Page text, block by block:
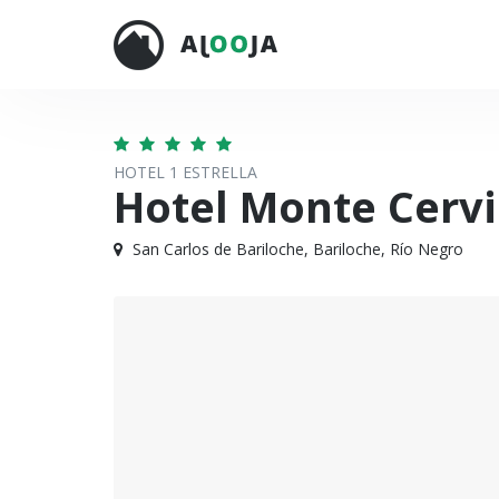
HOTEL 1 ESTRELLA
Hotel Monte
San Carlos de Bariloche, Bariloche, Río Negro